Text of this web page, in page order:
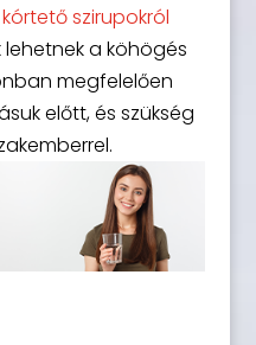
kórtető szirupokról
lehetnek a köhögés
megfelelően
előtt, és szükség